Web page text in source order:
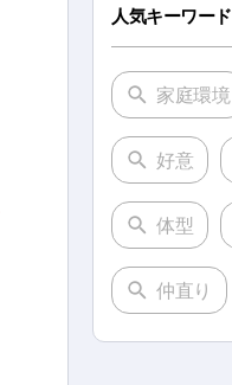
人気キーワード
家庭環境
好意
体型
仲直り